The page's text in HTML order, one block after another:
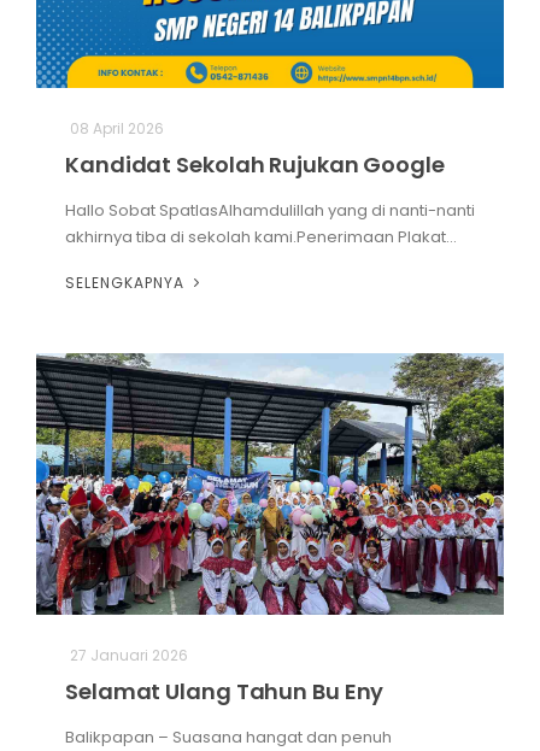
08 April 2026
Kandidat Sekolah Rujukan Google
Hallo Sobat SpatlasAlhamdulillah yang di nanti-nanti
akhirnya tiba di sekolah kami.Penerimaan Plakat...
SELENGKAPNYA
27 Januari 2026
Selamat Ulang Tahun Bu Eny
Balikpapan – Suasana hangat dan penuh